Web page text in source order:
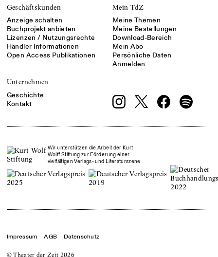
Geschäftskunden
Anzeige schalten
Buchprojekt anbieten
Lizenzen / Nutzungsrechte
Händler Informationen
Open Access Publikationen
Mein TdZ
Meine Themen
Meine Bestellungen
Download-Bereich
Mein Abo
Persönliche Daten
Anmelden
Unternehmen
Geschichte
Kontakt
Wir unterstützen die Arbeit der Kurt
Wolff Stiftung zur Förderung einer
vielfältigen Verlags- und Literaturszene
© Theater der Zeit 2026
Impressum AGB Datenschutz